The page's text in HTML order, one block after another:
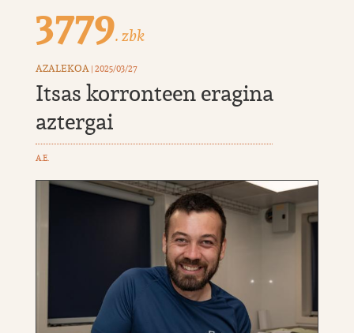
3779. zbk
AZALEKOA | 2025/03/27
Itsas korronteen eragina
aztergai
A.E.